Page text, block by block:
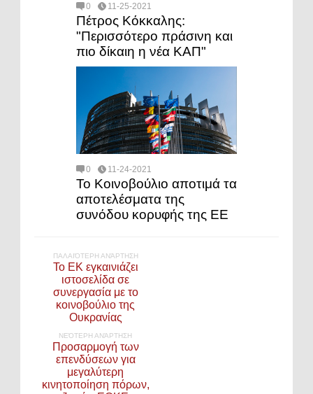
0 11-25-2021
Πέτρος Κόκκαλης:
"Περισσότερο πράσινη και
πιο δίκαιη η νέα ΚΑΠ"
0 11-24-2021
Το Κοινοβούλιο αποτιμά τα
αποτελέσματα της
συνόδου κορυφής της ΕΕ
ΠΑΛΑΙΌΤΕΡΗ ΑΝΆΡΤΗΣΗ
Το ΕΚ εγκαινιάζει
ιστοσελίδα σε
συνεργασία με το
κοινοβούλιο της
Ουκρανίας
ΝΕΌΤΕΡΗ ΑΝΆΡΤΗΣΗ
Προσαρμογή των
επενδύσεων για
μεγαλύτερη
κινητοποίηση πόρων,